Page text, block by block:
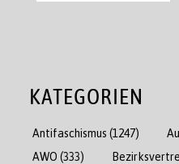
KATEGORIEN
Antifaschismus (1247)
AWO (333)